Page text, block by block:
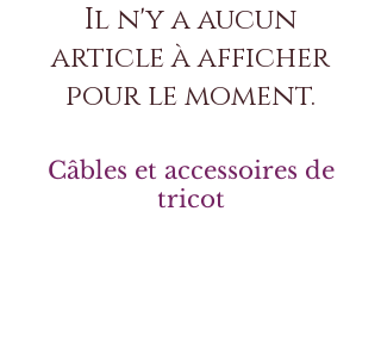
Il n'y a aucun
article à afficher
pour le moment.
Câbles et accessoires de
tricot